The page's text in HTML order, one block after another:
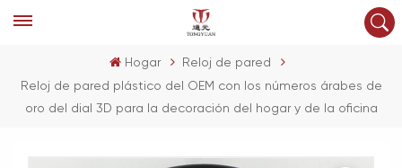
Hogar
Reloj de pared
Reloj de pared plástico del OEM con los números árabes de
oro del dial 3D para la decoración del hogar y de la oficina